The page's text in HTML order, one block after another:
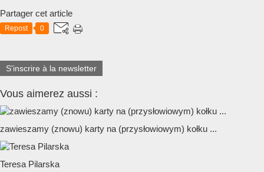
Partager cet article
Repost 0
S'inscrire à la newsletter
Vous aimerez aussi :
zawieszamy (znowu) karty na (przysłowiowym) kołku ...
Teresa Pilarska